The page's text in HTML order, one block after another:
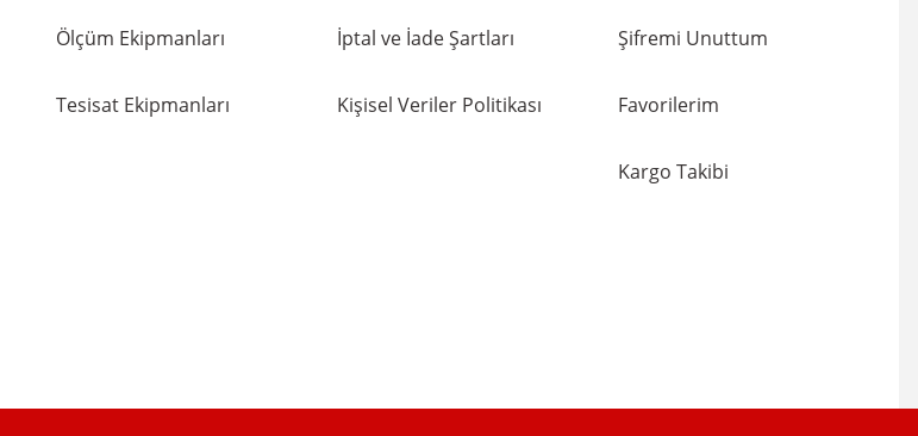
Ölçüm Ekipmanları
Tesisat Ekipmanları
İptal ve İade Şartları
Kişisel Veriler Politikası
Şifremi Unuttum
Favorilerim
Kargo Takibi